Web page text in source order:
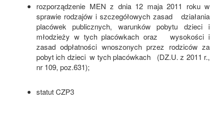
rozporządzenie MEN z dnia 12 maja 2011 roku w
sprawie rodzajów i szczegółowych zasad działania
placówek publicznych, warunków pobytu dzieci i
młodzieży w tych placówkach oraz wysokości i
zasad odpłatności wnoszonych przez rodziców za
pobyt ich dzieci w tych placówkach (DZ.U. z 2011 r.,
nr 109, poz.631);
statut CZP3